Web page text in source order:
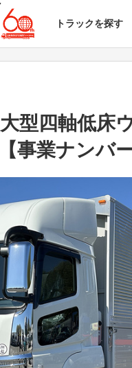
トラックを探す
型四軸低床
業ナンバー